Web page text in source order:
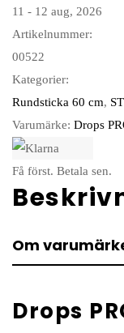
11 - 12 aug, 2026
Artikelnummer:
00522
Kategorier:
Rundsticka 60 cm,
Varumärke: Drops
Få först. Betala sen.
Om
Drops